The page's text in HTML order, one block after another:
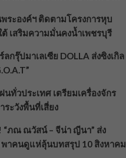
ระองค์ฯ ติดตามโครงการหุบ
เสริมความมั่นคงน้ำเพชรบุรี
ลกรุ๊ปมาเลเซีย DOLLA ส่งซิงเกิล
นทั่วประเทศ เตรียมเครื่องจักร
ระวังพื้นที่เสี่ยง
“ภณ ณวัสน์ – จีน่า ญีนา” ส่ง
พาคนดูแห่ลุ้นบทสรุป 10 สิงหาคม